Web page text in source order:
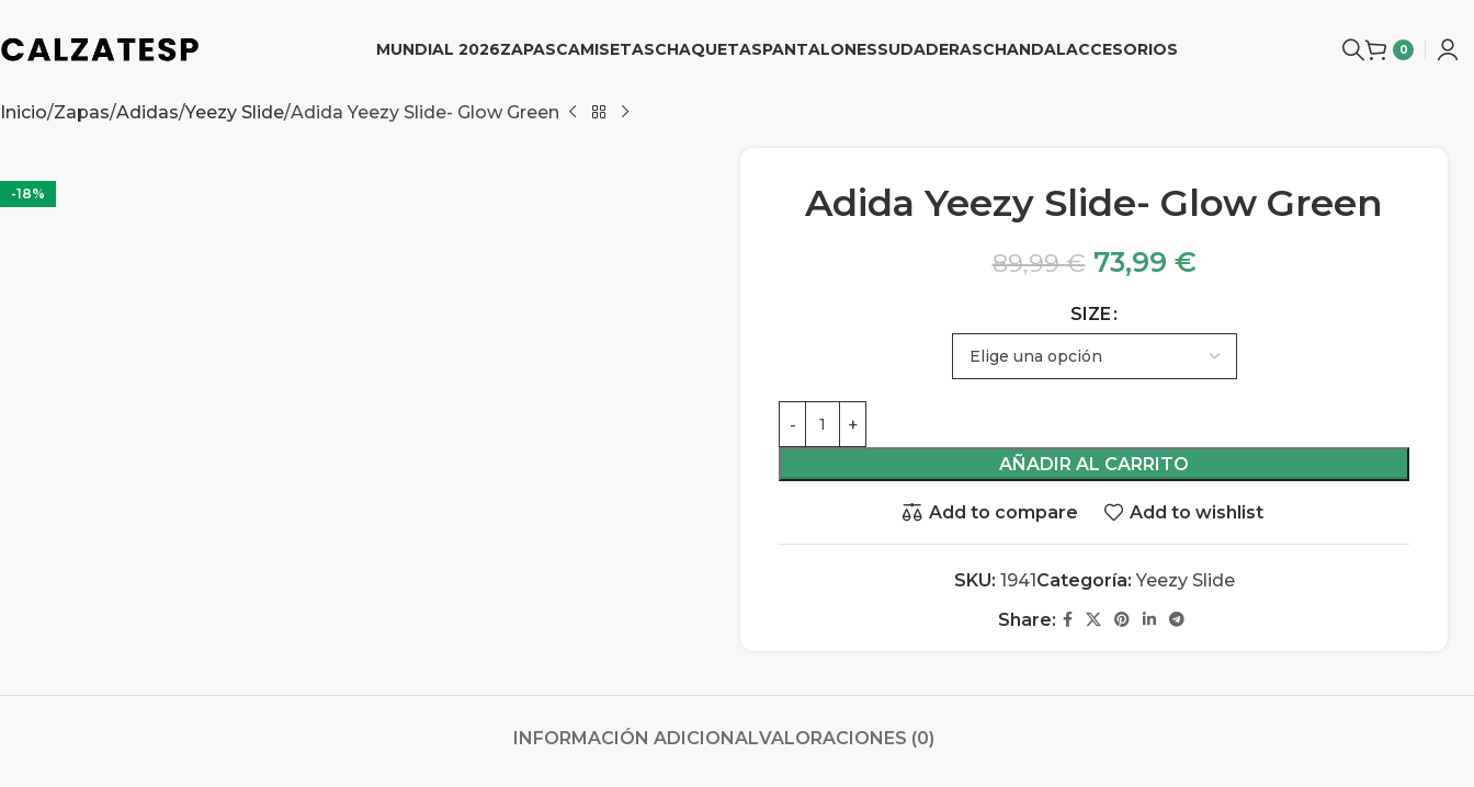
MUNDIAL 2026ZAPASCAMISETASCHAQUETASPANTALONESSUDADERASCHANDALACCESORIOS 0
Inicio Zapas Adidas Yeezy Slide Adida Yeezy Slide- Glow Green
-18% Adida Yeezy Slide- Glow Green
89,99€ 73,99 €
SIZE
AÑADIR AL CARRITO
Add to compare Add to wishlist
SKU: 1941Categoría: Yeezy Slide
Share:
INFORMACIÓN ADICIONALVALORACIONES (0)